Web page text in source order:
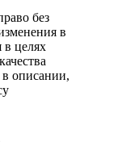
без
в
в целях
описании,